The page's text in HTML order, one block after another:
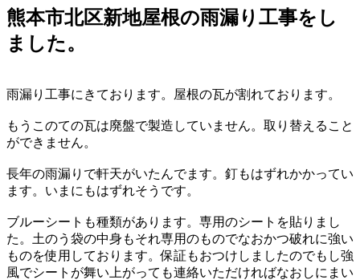
熊本市北区新地屋根の雨漏り工事をし
ました。
雨漏り工事にきております。屋根の瓦が割れております。
もうこのての瓦は廃盤で製造していません。取り替えること
ができません。
長年の雨漏りで軒天がいたんでます。釘もはずれかかってい
ます。いまにもはずれそうです。
ブルーシートも種類があります。専用のシートを貼りまし
た。土のう袋の中身もそれ専用のものでなおかつ破れに強い
ものを使用しております。保証もおつけしましたのでもし強
風でシートが舞い上がっても連絡いただければなおしにまい